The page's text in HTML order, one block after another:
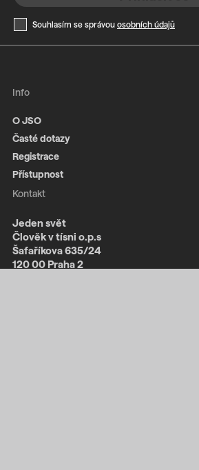
Souhlasím se správou osobních údajů
Info
O JSO
Časté dotazy
Registrace
Přístupnost
Kontakt
Jeden svět
Člověk v tísni o.p.s
Šafaříkova 635/24
120 00 Praha 2